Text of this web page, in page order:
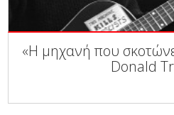
«H μηχανή που
Donald